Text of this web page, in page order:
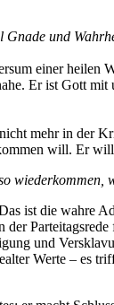
und
einer
Er ist Gott
mehr in der
will. Er
ist die wahre
und
Werte – es